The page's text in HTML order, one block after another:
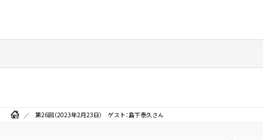
第26回（2023年2月23日） ゲスト：島下泰久さん